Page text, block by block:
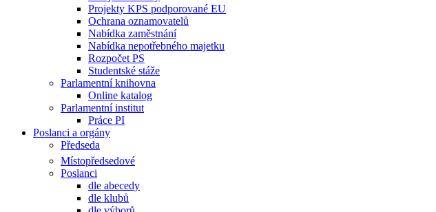
Projekty KPS podporované EU
Ochrana oznamovatelů
Nabídka zaměstnání
Nabídka nepotřebného majetku
Rozpočet PS
Studentské stáže
Parlamentní knihovna
Online katalog
Parlamentní institut
Práce PI
Poslanci a orgány
Předseda
Místopředsedové
Poslanci
dle abecedy
dle klubů